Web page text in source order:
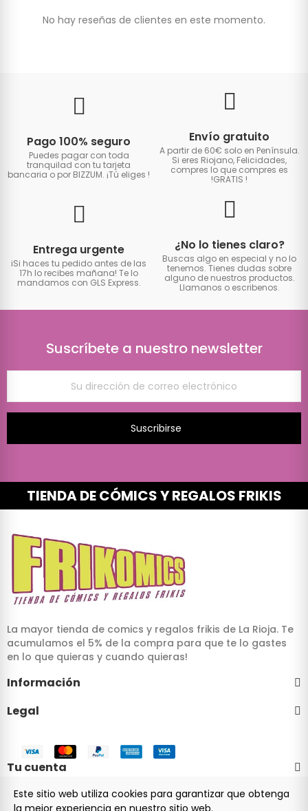
No hay reseñas de clientes en este momento.
Pago 100% seguro
Puedes pagar con toda
tranquilad con tu tarjeta
bancaria o por BIZZUM. ¡Tú eliges !
Envío gratuito
A partir de 60€ solo en Península.
Si eres Riojano, Felicidades,
compres lo que compres es
!GRATIS !
Entrega urgente
iSi haces tu pedido antes de las
17h lo recibes mañana! Te lo
mandamos con GLS Express.
¿No lo tienes claro?
Buscas algo en especial y no lo
tenemos. Tienes dudas sobre
alguno de nuestros productos.
Llamanos o escribenos.
Suscríbete a nuestro newsletter
Suscribirse
TIENDA DE CÓMICS Y REGALOS FRIKIS
La mayor tienda de comics y regalos frikis de La Rioja. Te
acumulamos el 5% de la compra para que te lo gastes
en lo que quieras y cuando quieras!
Información
Legal
Tu cuenta
Este sitio web utiliza cookies para garantizar que obtenga
la mejor experiencia en nuestro sitio web.